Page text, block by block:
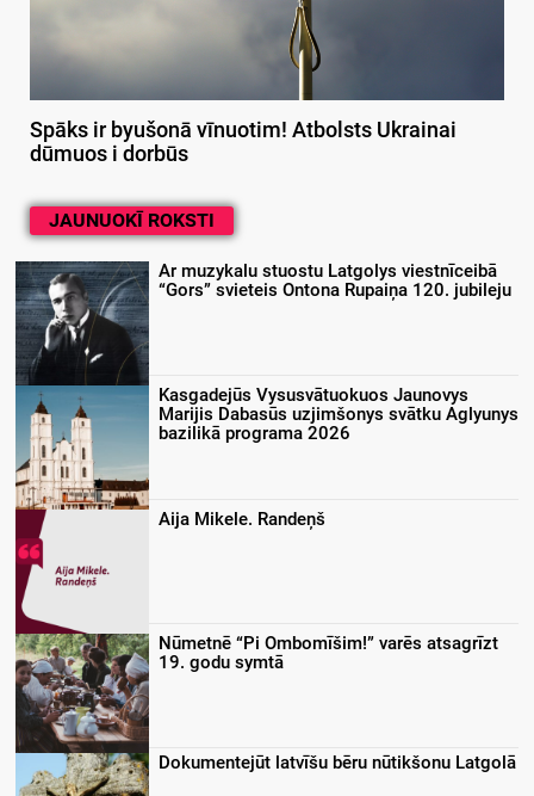
Spāks ir byušonā vīnuotim! Atbolsts Ukrainai
dūmuos i dorbūs
JAUNUOKĪ ROKSTI
Ar muzykalu stuostu Latgolys viestnīceibā
“Gors” svieteis Ontona Rupaiņa 120. jubileju
Kasgadejūs Vysusvātuokuos Jaunovys
Marijis Dabasūs uzjimšonys svātku Aglyunys
bazilikā programa 2026
Aija Mikele. Randeņš
Nūmetnē “Pi Ombomīšim!” varēs atsagrīzt
19. godu symtā
Dokumentejūt latvīšu bēru nūtikšonu Latgolā